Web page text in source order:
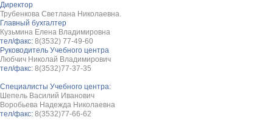
Директор
Трубенкова Светлана Николаевна.
Главный бухгалтер
Кузьмина Елена Владимировна
тел/факс: 8(3532) 77-49-60
Руководитель Учебного центра
Любчич Николай Владимирович
тел/факс: 8(3532)77-37-35
Специалисты Учебного центра:
Шепель Василий Иванович
Воробьева Надежда Николаевна
тел/факс: 8(3532)77-66-62